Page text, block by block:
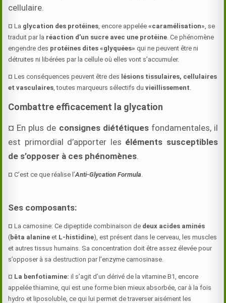
cellulaire.
¤ La glycation des protéines , encore appelée«caramélisation» , se
traduit par la réaction d’un sucre avec une protéine . Ce phénomène
engendre des protéines dites «glyquées» qui ne peuvent être ni
détruites ni libérées par la cellule où elles vont s’accumuler.
¤ Les conséquences peuvent être des lésions tissulaires, cellulaires
et vasculaires , toutes marqueurs sélectifs duvieillissement
Combattre efficacement la glycation
¤ En plus de consignes diététiquesfondamentales, il
est primordial d’apporter les éléments susceptibles
de s’opposer à ces phénomènes.
¤ C’est ce que réalise l’Anti-Glycation Formula
Ses composants:
¤ La carnosine: Ce dipeptide combinaison de deux acides aminés
(bêta alanine et L-histidine), est présent dans le cerveau, les muscles
et autres tissus humains. Sa concentration doit être assez élevée pour
s’opposer à sa destruction par l’enzyme carnosinase.
¤ La benfotiamine:il s’agit d’un dérivé de la vitamine B1, encore
appelée thiamine, qui est une forme bien mieux absorbée, car à la fois
hydro et liposoluble, ce qui lui permet de traverser aisément les